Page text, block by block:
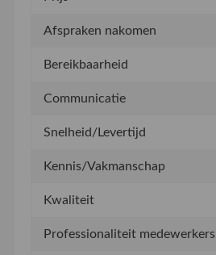
Afspraken nakomen
Bereikbaarheid
Communicatie
Snelheid/Levertijd
Kennis/Vakmanschap
Kwaliteit
Professionaliteit medewerkers